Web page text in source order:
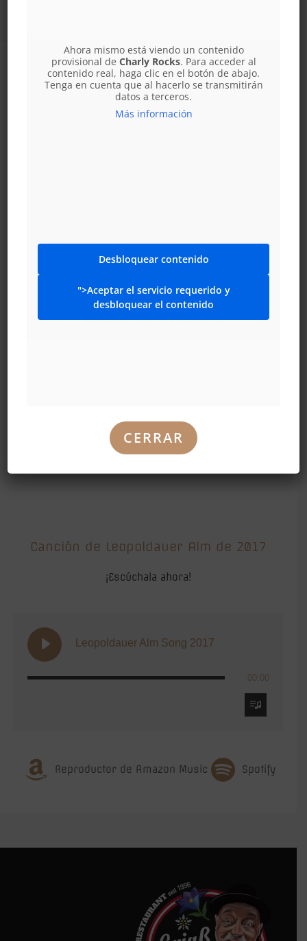
¡La nueva canción de Leopoldauer Alm
para la celebración del 30 aniversario!
¡Escúchala ahora!
Canción de Leopoldauer Alm de 2017
¡Escúchala ahora!
Leopoldauer Alm Song 2017
00:00
Reproductor de Amazon Music Spotify
Ahora mismo está viendo un contenido
provisional de Charly Rocks. Para acceder al
contenido real, haga clic en el botón de abajo.
Tenga en cuenta que al hacerlo se transmitirán
datos a terceros.
Más información
Desbloquear contenido
">Aceptar el servicio requerido y
desbloquear el contenido
CERRAR